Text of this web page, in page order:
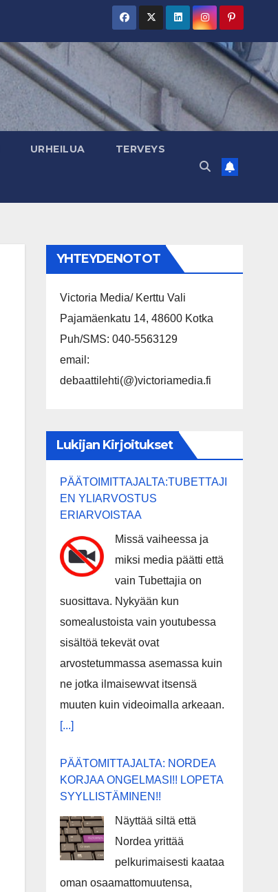
URHEILUA TERVEYS
YHTEYDENOTOT
Victoria Media/ Kerttu Vali
Pajamäenkatu 14, 48600 Kotka
Puh/SMS: 040-5563129
email:
debaattilehti(@)victoriamedia.fi
Lukijan Kirjoitukset
PÄÄTOIMITTAJALTA:TUBETTAJI
EN YLIARVOSTUS
ERIARVOISTAA
Missä vaiheessa ja
miksi media päätti että
vain Tubettajia on
suosittava. Nykyään kun
somealustoista vain youtubessa
sisältöä tekevät ovat
arvostetummassa asemassa kuin
ne jotka ilmaisewvat itsensä
muuten kuin videoimalla arkeaan.
[...]
PÄÄTOMITTAJALTA: NORDEA
KORJAA ONGELMASI!! LOPETA
SYYLLISTÄMINEN!!
Näyttää siltä että
Nordea yrittää
pelkurimaisesti kaataa
oman osaamattomuutensa,